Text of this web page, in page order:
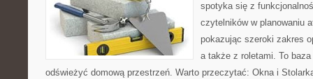
spotyka się z
czytelników w planowaniu
pokazując szeroki zakres
a także z roletami. To
odświeżyć domową przestrzeń. Warto przeczytać: Okna i